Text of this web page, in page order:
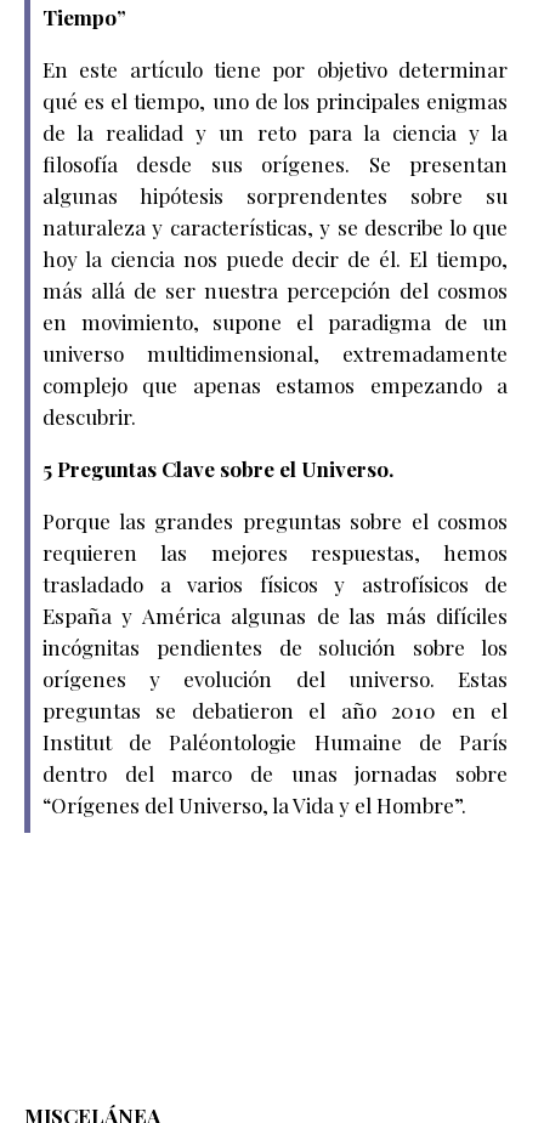
Tiempo”
En este artículo tiene por objetivo determinar
qué es el tiempo, uno de los principales enigmas
de la realidad y un reto para la ciencia y la
filosofía desde sus orígenes. Se presentan
algunas hipótesis sorprendentes sobre su
naturaleza y características, y se describe lo que
hoy la ciencia nos puede decir de él. El tiempo,
más allá de ser nuestra percepción del cosmos
en movimiento, supone el paradigma de un
universo multidimensional, extremadamente
complejo que apenas estamos empezando a
descubrir.
5 Preguntas Clave sobre el Universo.
Porque las grandes preguntas sobre el cosmos
requieren las mejores respuestas, hemos
trasladado a varios físicos y astrofísicos de
España y América algunas de las más difíciles
incógnitas pendientes de solución sobre los
orígenes y evolución del universo. Estas
preguntas se debatieron el año 2010 en el
Institut de Paléontologie Humaine de París
dentro del marco de unas jornadas sobre
“Orígenes del Universo, la Vida y el Hombre”.
MISCELÁNEA